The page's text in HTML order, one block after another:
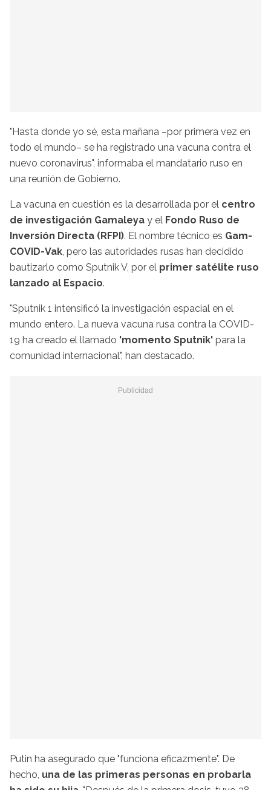
"Hasta donde yo sé, esta mañana –por primera vez en
todo el mundo– se ha registrado una vacuna contra el
nuevo coronavirus", informaba el mandatario ruso en
una reunión de Gobierno.
La vacuna en cuestión es la desarrollada por el centro
de investigación Gamaleya y el Fondo Ruso de
Inversión Directa (RFPI). El nombre técnico es Gam-
COVID-Vak, pero las autoridades rusas han decidido
bautizarlo como Sputnik V, por el primer satélite ruso
lanzado al Espacio.
"Sputnik 1 intensificó la investigación espacial en el
mundo entero. La nueva vacuna rusa contra la COVID-
19 ha creado el llamado 'momento Sputnik' para la
comunidad internacional", han destacado.
Putin ha asegurado que "funciona eficazmente". De
hecho, una de las primeras personas en probarla